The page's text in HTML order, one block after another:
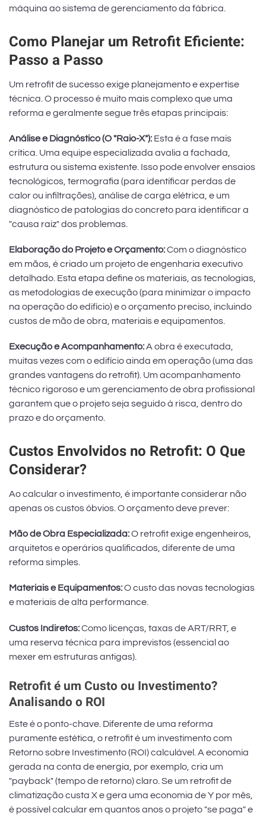
máquina ao sistema de gerenciamento da fábrica.
Como Planejar um Retrofit Eficiente:
Passo a Passo
Um retrofit de sucesso exige planejamento e expertise
técnica. O processo é muito mais complexo que uma
reforma e geralmente segue três etapas principais:
Análise e Diagnóstico (O "Raio-X"): Esta é a fase mais
crítica. Uma equipe especializada avalia a fachada,
estrutura ou sistema existente. Isso pode envolver ensaios
tecnológicos, termografia (para identificar perdas de
calor ou infiltrações), análise de carga elétrica, e um
diagnóstico de patologias do concreto para identificar a
"causa raiz" dos problemas.
Elaboração do Projeto e Orçamento:Com o diagnóstico
em mãos, é criado um projeto de engenharia executivo
detalhado. Esta etapa define os materiais, as tecnologias,
as metodologias de execução (para minimizar o impacto
na operação do edifício) e o orçamento preciso, incluindo
custos de mão de obra, materiais e equipamentos.
Execução e Acompanhamento:A obra é executada,
muitas vezes com o edifício ainda em operação (uma das
grandes vantagens do retrofit). Um acompanhamento
técnico rigoroso e um gerenciamento de obra profissional
garantem que o projeto seja seguido à risca, dentro do
prazo e do orçamento.
Custos Envolvidos no Retrofit: O Que
Considerar?
Ao calcular o investimento, é importante considerar não
apenas os custos óbvios. O orçamento deve prever:
Mão de Obra Especializada:O retrofit exige engenheiros,
arquitetos e operários qualificados, diferente de uma
reforma simples.
Materiais e Equipamentos:O custo das novas tecnologias
e materiais de alta performance.
Custos Indiretos:Como licenças, taxas de ART/RRT, e
uma reserva técnica para imprevistos (essencial ao
mexer em estruturas antigas).
Retrofit é um Custo ou Investimento?
Analisando o ROI
Este é o ponto-chave. Diferente de uma reforma
puramente estética, o retrofit é um investimento com
Retorno sobre Investimento (ROI) calculável. A economia
gerada na conta de energia, por exemplo, cria um
"payback" (tempo de retorno) claro. Se um retrofit de
climatização custa X e gera uma economia de Y por mês,
é possível calcular em quantos anos o projeto "se paga" e